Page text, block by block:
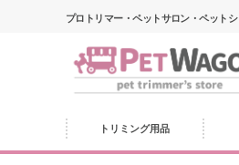
プロトリマー・ペットサロン・ペット
トリミング用品